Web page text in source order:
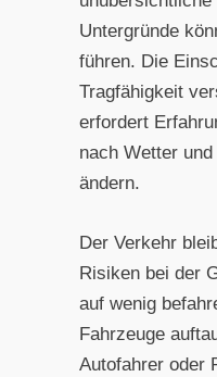
Untergründe
führen. Die
Tragfähigkeit
erfordert
nach Wetter
ändern.
Der Verkehr
Risiken bei der
auf wenig
Fahrzeuge
Autofahrer oder